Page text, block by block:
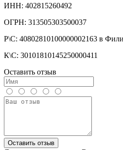
ИНН: 402815260492
ОГРН: 313505303500037
Р\С: 40802810100000002163 в
К\С: 30101810145250000411
Оставить отзыв
Оставить отзыв